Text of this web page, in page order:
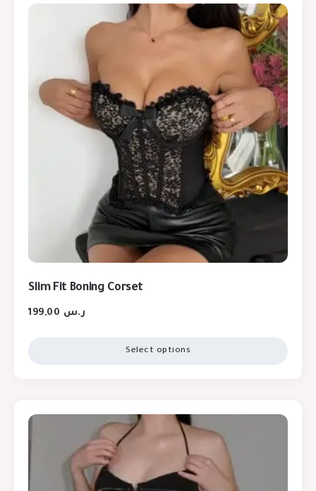
Slim Fit Boning Corset
ر.س
Select options